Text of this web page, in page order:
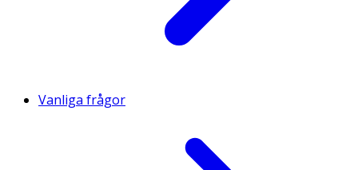
Vanliga frågor